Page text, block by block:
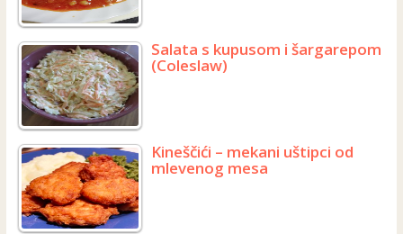
Salata s kupusom i šargarepom
(Coleslaw)
Kineščići – mekani uštipci od
mlevenog mesa